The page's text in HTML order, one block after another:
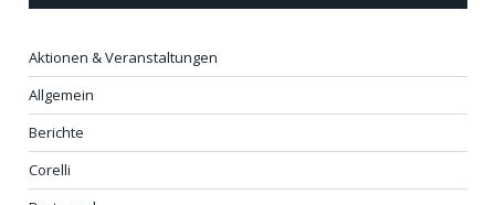
Aktionen & Veranstaltungen
Allgemein
Berichte
Corelli